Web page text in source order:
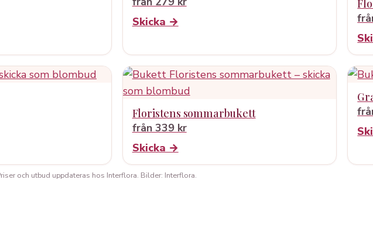
Skicka →
Floristens sommarbukett
från 339 kr
Skicka →
och utbud uppdateras hos Interflora. Bilder: Interflora.